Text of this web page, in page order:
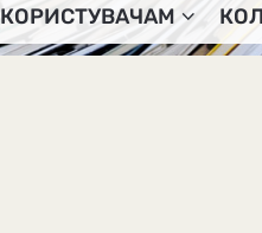
КОРИСТУВАЧАМ